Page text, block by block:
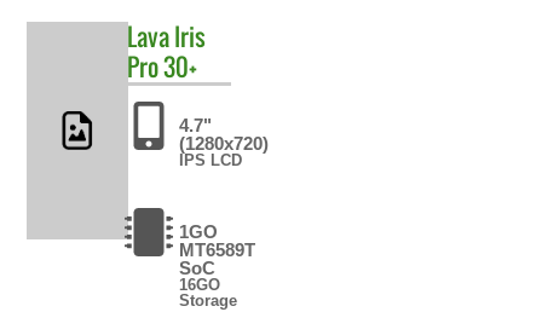
LavaIris
Pro 30+
4.7"
(1280x720)
IPS LCD
1GO
MT6589T
SoC
16GO
Storage